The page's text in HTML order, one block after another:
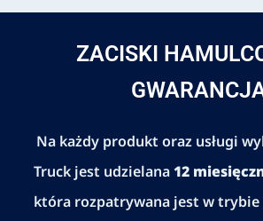
ZACISKI
Na każdy produkt oraz usługi
Truck jest udzielana 12
która rozpatrywana jest w trybie